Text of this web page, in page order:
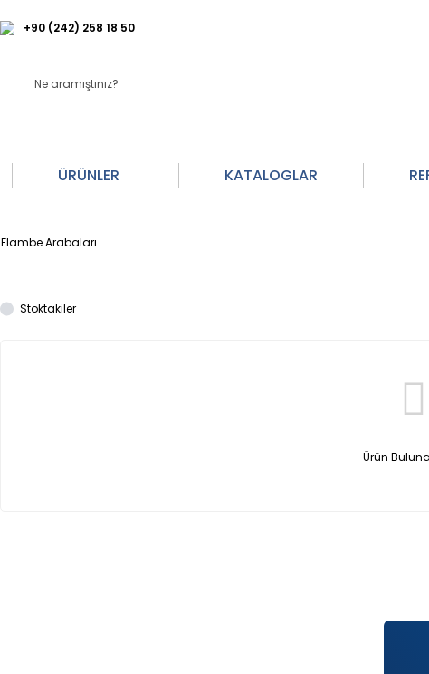
+90 (242) 258 18 50
ÜRÜNLER KATALOGLAR
Flambe Arabaları
Stoktakiler
Ürün